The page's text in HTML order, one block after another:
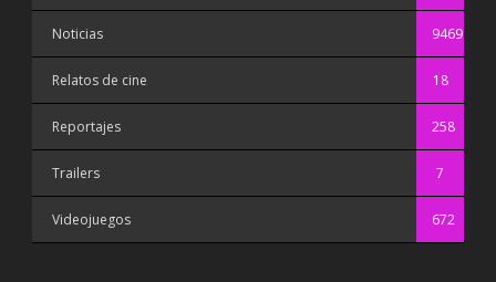
Noticias 9469
Relatos de cine 18
Reportajes 258
Trailers 7
Videojuegos 672